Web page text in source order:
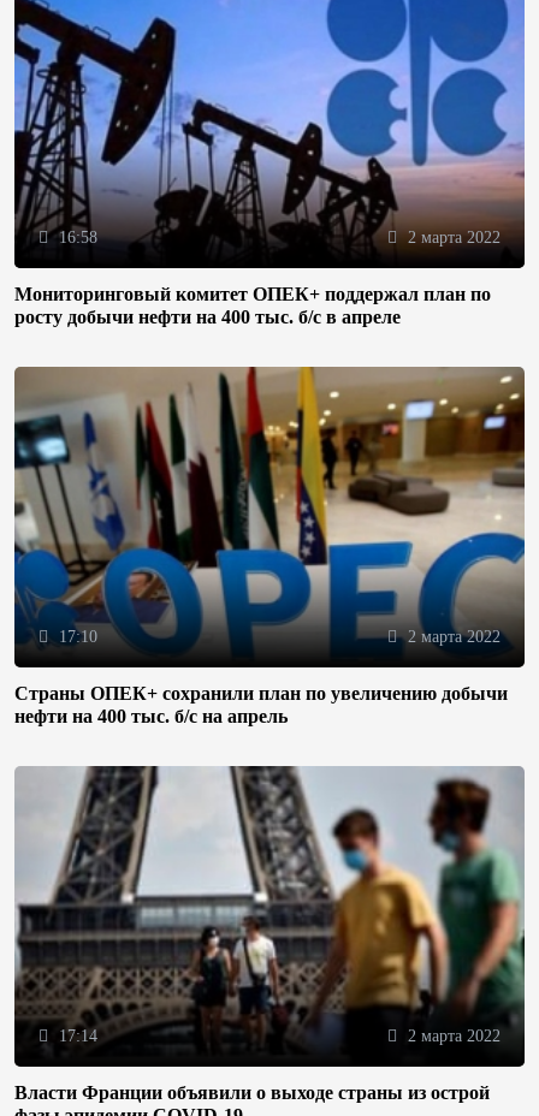
16:58 2 марта 2022
Мониторинговый комитет ОПЕК+ поддержал план по
росту добычи нефти на 400 тыс. б/с в апреле
17:10 2 марта 2022
Страны ОПЕК+ сохранили план по увеличению добычи
нефти на 400 тыс. б/с на апрель
17:14 2 марта 2022
Власти Франции объявили о выходе страны из острой